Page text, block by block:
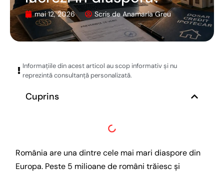
mai 12, 2026 Scris deAnamaria Greu
Informațiile din acest articol au scop informativ și nu
reprezintă consultanță personalizată.
Cuprins
România are una dintre cele mai mari diaspore din
Europa. Peste 5 milioane de români trăiesc și